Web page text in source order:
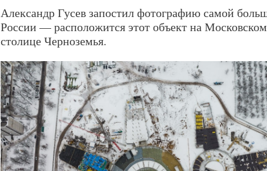
Александр Гусев запостил фотографию самой
России — расположится этот объект на
столице Черноземья.